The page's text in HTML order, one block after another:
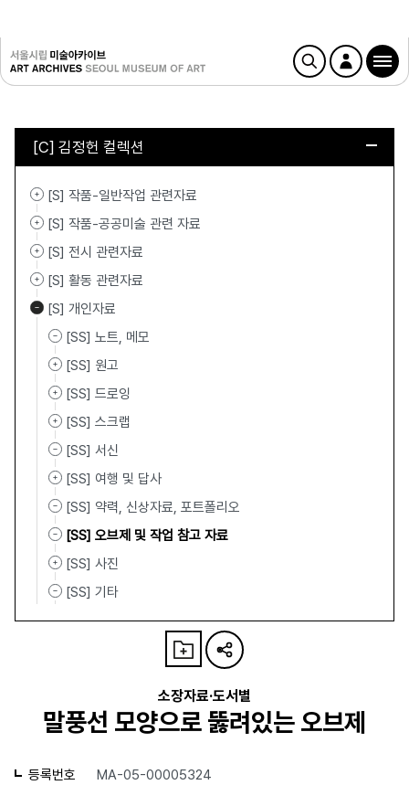
[C] 김정헌 컬렉션
[S] 작품-일반작업 관련자료
[S] 작품-공공미술 관련 자료
[S] 전시 관련자료
[S] 활동 관련자료
[S] 개인자료
[SS] 노트, 메모
[SS] 원고
[SS] 드로잉
[SS] 스크랩
[SS] 서신
[SS] 여행 및 답사
[SS] 약력, 신상자료, 포트폴리오
[SS] 오브제 및 작업 참고 자료
[SS] 사진
[SS] 기타
소장자료·도서별
말풍선 모양으로 뚫려있는 오브제
등록번호 MA-05-00005324